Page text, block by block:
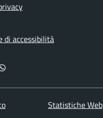
di accessibilità
Whatsapp
Statistiche Web